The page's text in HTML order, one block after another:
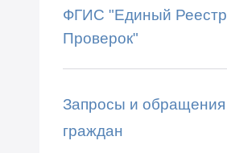
ФГИС "Единый Реестр
Проверок"
Запросы и обращения
граждан